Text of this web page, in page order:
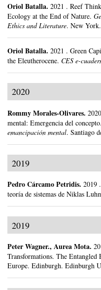
Oriol Batalla. 2021 . Reef
Ecology at the End of Nature.
Ethics and Literature. New York.
Oriol Batalla. 2021 . Green
the Eleutherocene. CES e-
2020
Rommy Morales-Olivares. 2020
mental: Emergencia del concepto.
emancipación mental. Santiago
2019
Pedro Cárcamo Petridis. 2019 .
teoría de sistemas de Niklas
2019
Peter Wagner., Aurea Mota.
Transformations. The
Europe. Edinburgh. Edinburgh